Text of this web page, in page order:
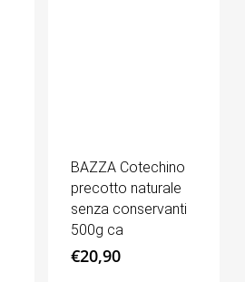
BAZZA Cotechino
precotto naturale
senza conservanti
500g ca
€20,90